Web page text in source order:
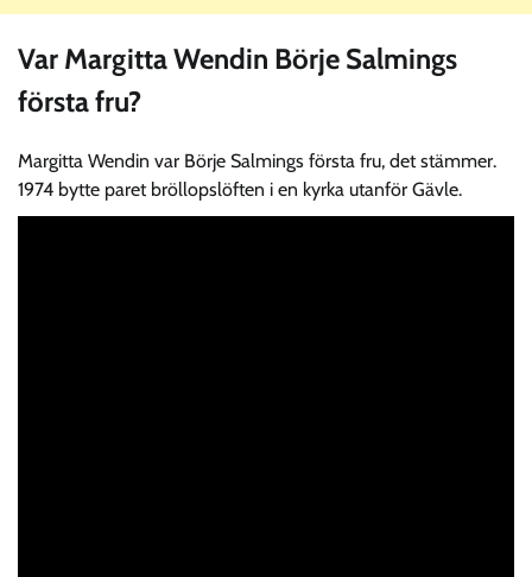
Var Margitta Wendin Börje Salmings
första fru?
Margitta Wendin var Börje Salmings första fru, det stämmer.
1974 bytte paret bröllopslöften i en kyrka utanför Gävle.